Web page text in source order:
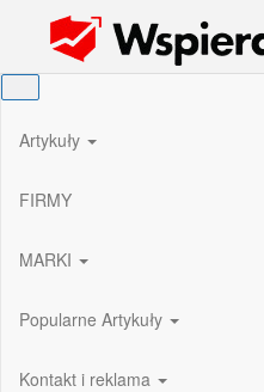
Wspieram Rozwój PL
Artykuły
FIRMY
MARKI
Popularne Artykuły
Kontakt i reklama